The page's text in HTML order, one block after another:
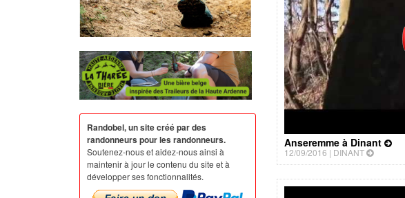
Anseremme à Dinant
12/09/2016 | DINANT
Randobel, un site créé par des
randonneurs pour les randonneurs.
Soutenez-nous et aidez-nous ainsi à
maintenir à jour le contenu du site et à
développer ses fonctionnalités.